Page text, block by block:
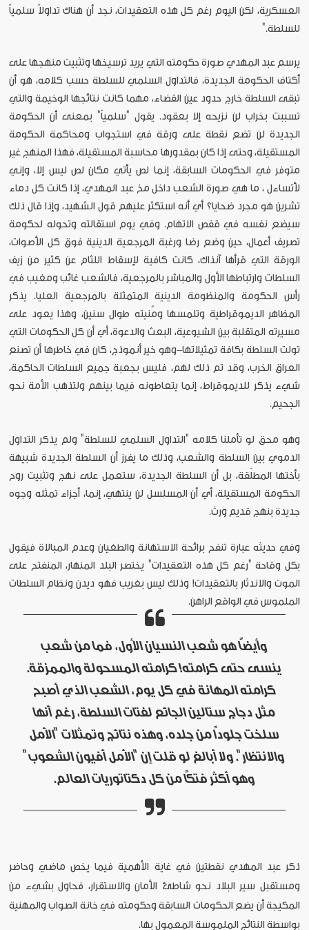
العسكرية، لكن اليوم رغم كل هذه التعقيدات، نجد أن هناك تداولاً سلمياً
للسلطة."
يرسم عبد المهدي صورة حكومته التي يريد ترسيخها وتثبيت منهجها على
أكتاف الحكومة الجديدة، فالتداول السلمي للسلطة حسب كلامه، هو أن
تبقى السلطة خارج حدود عين القضاء، مهما كانت نتائجها الوخيمة والتي
تسببت بخراب لن نزيحه إلا بعقود. يقول "سلمياً" بمعنى أن الحكومة
الجديدة لن تضع نقطة على ورقة في استجواب ومحاكمة الحكومة
المستقيلة، وحتى إذا كان بمقدورها محاسبة المستقيلة، فهذا المنهج غير
متوفر في الحكومات السابقة، إنما لص يأتي مكان لص ليس إلا، وإني
لأتساءل ، ما هي صورة الشعب داخل مخ عبد المهدي، إذا كانت كل دماء
تشرين هو مجرد ضحايا؟ أي أنه استكثر عليهم قول الشهيد، وإذا قال ذلك
سيضع نفسه في قفص الاتهام. وفي يوم استقالته وتحوله لحكومة
تصريف أعمال، حين وضع رضا ورغبة المرجعية الدينية فوق كل الأصوات،
الورقة التي قرأها آنذاك، كانت كافية لإسقاط اللثام عن كثير من زيف
السلطات وارتباطها الأول والمباشر بالمرجعية، فالشعب غائب ومغيب في
رأس الحكومة والمنظومة الدينية المتمثلة بالمرجعية العليا. يذكر
المظاهر الديموقراطية وتلمسها ومُنيته طوال سنين، وهذا يعود على
مسيرته المتقلبة بين الشيوعية، البعث والدعوة، أي أن كل الحكومات التي
تولت السلطة بكافة تمثيلاتها-وهو خير أنموذج، كان في خاطرها أن تصنع
العراق الخرب، وقد تم ذلك لهم، فليس بجعبة جميع السلطات الحاكمة،
شيء يذكر للديموقراط، إنما يتعاطونه فيما بينهم ولتذهب الأمة نحو
الجحيم.
وهو محق لو تأملنا كلامه "التداول السلمي للسلطة" ولم يذكر التداول
الدموي بين السلطة والشعب، وذلك ما يفرز أن السلطة الجديدة شبيهة
بأختها المطلّقة، بل أن السلطة الجديدة، ستعمل على نهج وتثبيت روح
الحكومة المستقيلة، أي أن المسلسل لن ينتهي، إنما، أجزاء تمثله وجوه
جديدة بنهج قديم ورث.
وفي حديثه عبارة تنفح برائحة الاستهانة والطغيان وعدم المبالاة فيقول
بكل وقاحة "رغم كل هذه التعقيدات" يختصر البلد المنهار، المنفتح على
الموت والاندثار بالتعقيدات! وذلك ليس بغريب فهو ديدن ونظام السلطات
الملموس في الواقع الراهن.
وأيضاً هو شعب النسيان الأول، فما من شعب
ينسى حتى كرامته! كرامته المسحولة والممزقة.
كرامته المهانة في كل يوم، الشعب الذي أصبح
مثل دجاج ستالين الجائع لفتات السلطة، رغم أنها
سلخت جلوداً من جلده، وهذه نتائج وتمثلات "الأمل
والانتظار". ولا أبالغ لو قلت إن "الأمل أفيون الشعوب"
وهو أكثر فتكاً من كل دكتاتوريات العالم.
ذكر عبد المهدي نقطتين في غاية الأهمية فيما يخص ماضي وحاضر
ومستقبل سير البلاد نحو شاطئ الأمان والاستقرار، فحاول بشيء من
المكيجة أن يضع الحكومات السابقة وحكومته في خانة الصواب والمهنية
بواسطة النتائج الملموسة المعمول بها.